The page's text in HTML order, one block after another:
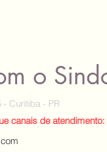
o
- Curitiba - PR
canais de atendimento: